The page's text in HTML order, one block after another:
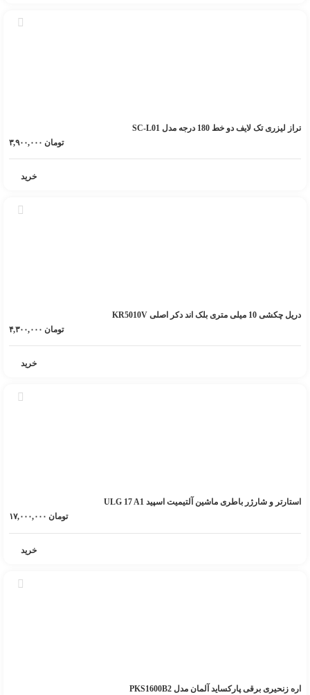
تراز لیزری تک لایف دو خط 180 درجه مدل SC-L01
تومان
خرید
دریل چکشی 10 میلی متری بلک اند دکر اصلی KR5010V
تومان
خرید
استارتر و شارژر باطری ماشین آلتیمیت اسپید ULG 17 A1
تومان
خرید
اره زنحیری برقی پارکساید آلمان مدل PKS1600B2